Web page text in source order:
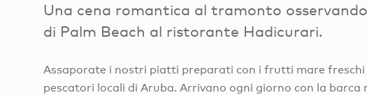
Una cena romantica al tramonto
di Palm Beach al ristorante Hadicurari.
Assaporate i nostri piatti preparati con i frutti mare freschi
pescatori locali di Aruba. Arrivano ogni giorno con la barca